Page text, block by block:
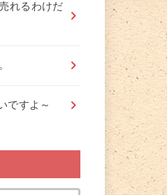
れるわけだ
ですよ～